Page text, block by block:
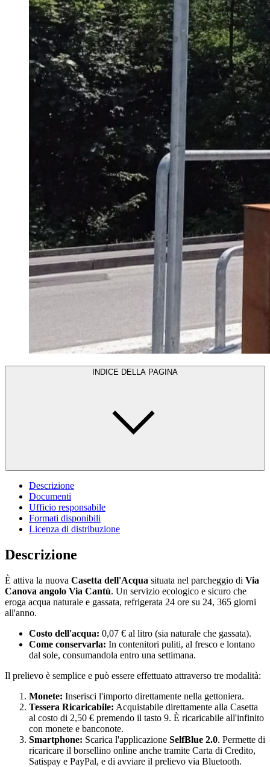
INDICE DELLA PAGINA
Descrizione
Documenti
Ufficio responsabile
Formati disponibili
Licenza di distribuzione
Descrizione
È attiva la nuova Casetta dell'Acqua situata nel parcheggio di Via
Canova angolo Via Cantù. Un servizio ecologico e sicuro che
eroga acqua naturale e gassata, refrigerata 24 ore su 24, 365 giorni
all'anno.
Costo dell'acqua: 0,07 € al litro (sia naturale che gassata).
Come conservarla: In contenitori puliti, al fresco e lontano
dal sole, consumandola entro una settimana.
Il prelievo è semplice e può essere effettuato attraverso tre modalità:
Monete: Inserisci l'importo direttamente nella gettoniera.
Tessera Ricaricabile: Acquistabile direttamente alla Casetta
al costo di 2,50 € premendo il tasto 9. È ricaricabile all'infinito
con monete e banconote.
Smartphone: Scarica l'applicazione SelfBlue 2.0. Permette di
ricaricare il borsellino online anche tramite Carta di Credito,
Satispay e PayPal, e di avviare il prelievo via Bluetooth.